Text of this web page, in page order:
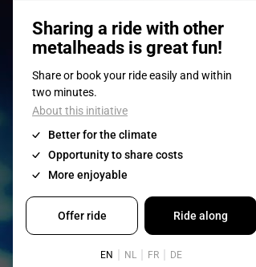
© 2008-2026 - Apache Productions
Contact:
Photos: Ann Kermans - Hans Van